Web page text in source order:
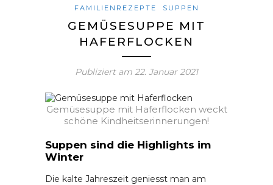
FAMILIENREZEPTE SUPPEN
GEMÜSESUPPE MIT
HAFERFLOCKEN
Publiziert am 22. Januar 2021
Gemüsesuppe mit Haferflocken weckt
schöne Kindheitserinnerungen!
Suppen sind die Highlights im
Winter
Die kalte Jahreszeit geniesst man am